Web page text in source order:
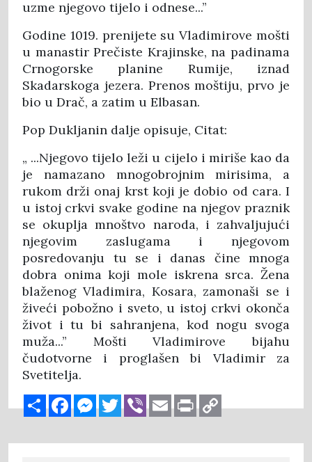
uzme njegovo tijelo i odnese...”
Godine 1019. prenijete su Vladimirove mošti
u manastir Prečiste Krajinske, na padinama
Crnogorske planine Rumije, iznad
Skadarskoga jezera. Prenos moštiju, prvo je
bio u Drač, a zatim u Elbasan.
Pop Dukljanin dalje opisuje, Citat:
„ ...Njegovo tijelo leži u cijelo i miriše kao da
je namazano mnogobrojnim mirisima, a
rukom drži onaj krst koji je dobio od cara. I
u istoj crkvi svake godine na njegov praznik
se okuplja mnoštvo naroda, i zahvaljujući
njegovim zaslugama i njegovom
posredovanju tu se i danas čine mnoga
dobra onima koji mole iskrena srca. Žena
blaženog Vladimira, Kosara, zamonaši se i
živeći pobožno i sveto, u istoj crkvi okonča
život i tu bi sahranjena, kod nogu svoga
muža...” Mošti Vladimirove bijahu
čudotvorne i proglašen bi Vladimir za
Svetitelja.
ShareFacebook
Messenger
Twitter
ViberEmailPrint
Link